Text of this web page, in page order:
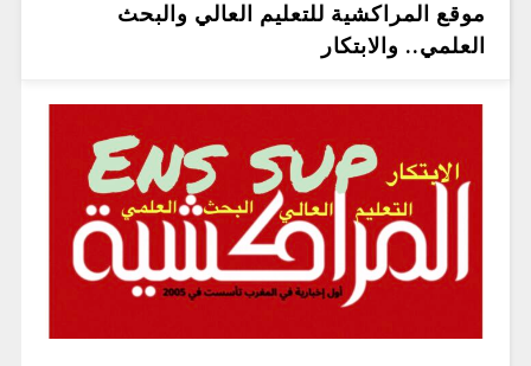
موقع المراكشية للتعليم العالي والبحث
العلمي.. والابتكار